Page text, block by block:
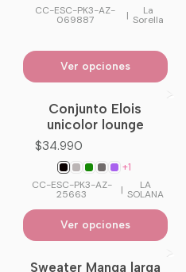
y moderno para
invierno con estilo.
CC-ESC-PK3-AZ-
069887 | La
Sorella
Ver opciones
Conjunto Elois
unicolor lounge
$34.990
+1
CC-ESC-PK3-AZ-
25663 | LA
SOLANA
Ver opciones
Sweater Manga larga